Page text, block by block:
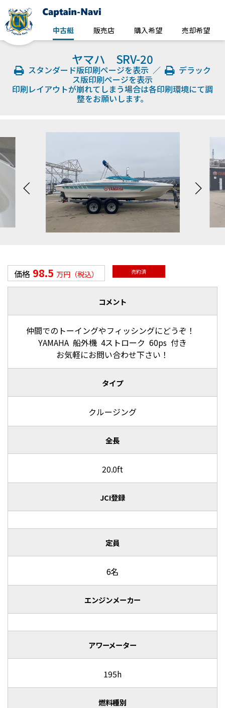
中古艇 販売店 購入希望 売却希望
ヤマハ SRV-20
スタンダード版印刷ページを表示 ／
デラック
ス版印刷ページを表示
印刷レイアウトが崩れてしまう場合は各印刷環境にて調
整をお願いします。
価格 98.5 万円（税込） 売約済
コメント
仲間でのトーイングやフィッシングにどうぞ！
YAMAHA 船外機 4ストローク 60ps 付き
お気軽にお問い合わせ下さい！
タイプ
クルージング
全長
20.0ft
JCI登録
定員
6名
エンジンメーカー
アワーメーター
195h
燃料種別